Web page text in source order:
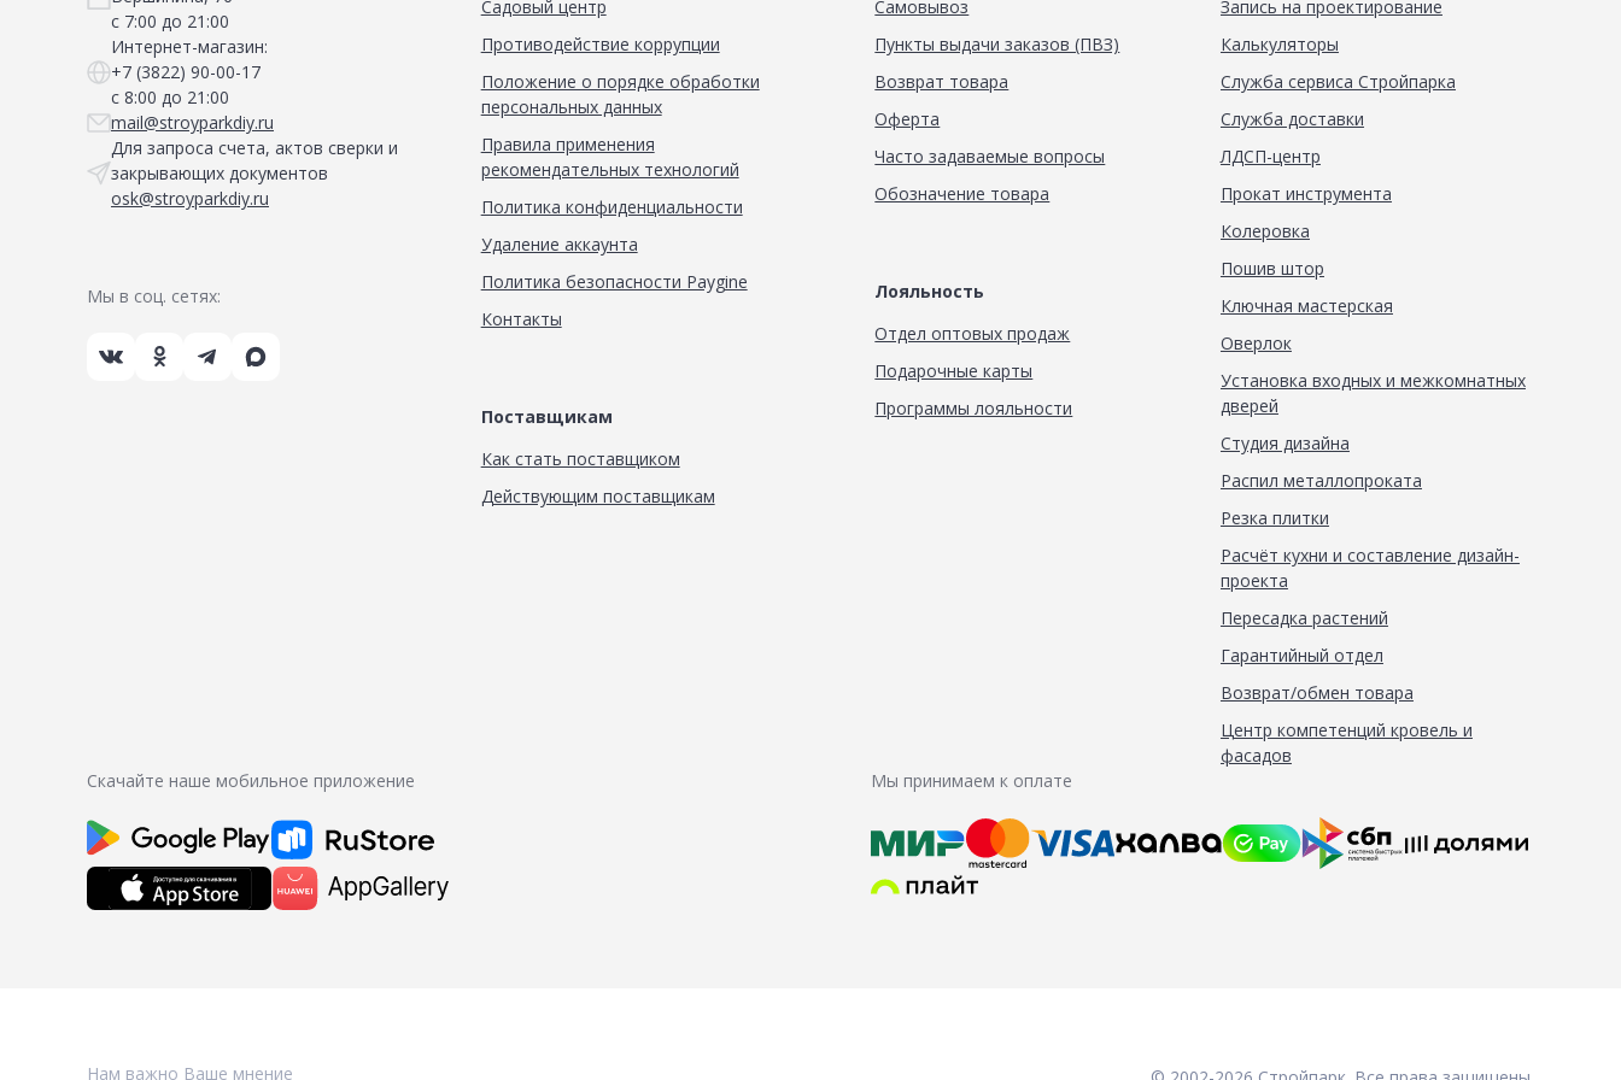
с 7:00 до 21:00
Интернет-магазин:
+7 (3822) 90-00-17
с 8:00 до 21:00
mail@stroyparkdiy.ru
Для запроса счета, актов сверки и
закрывающих документов
osk@stroyparkdiy.ru
Мы в соц. сетях:
Садовый центр
Противодействие коррупции
Положение о порядке обработки
персональных данных
Правила применения
рекомендательных технологий
Политика конфиденциальности
Удаление аккаунта
Политика безопасности Paygine
Контакты
Поставщикам
Как стать поставщиком
Действующим поставщикам
Самовывоз
Пункты выдачи заказов (ПВЗ)
Возврат товара
Оферта
Часто задаваемые вопросы
Обозначение товара
Лояльность
Отдел оптовых продаж
Подарочные карты
Программы лояльности
Запись на проектирование
Калькуляторы
Служба сервиса Стройпарка
Служба доставки
ЛДСП-центр
Прокат инструмента
Колеровка
Пошив штор
Ключная мастерская
Оверлок
Установка входных и межкомнатных
дверей
Студия дизайна
Распил металлопроката
Резка плитки
Расчёт кухни и составление дизайн-
проекта
Пересадка растений
Гарантийный отдел
Возврат/обмен товара
Центр компетенций кровель и
фасадов
Скачайте наше мобильное приложение
Мы принимаем к оплате
Нам важно Ваше мнение